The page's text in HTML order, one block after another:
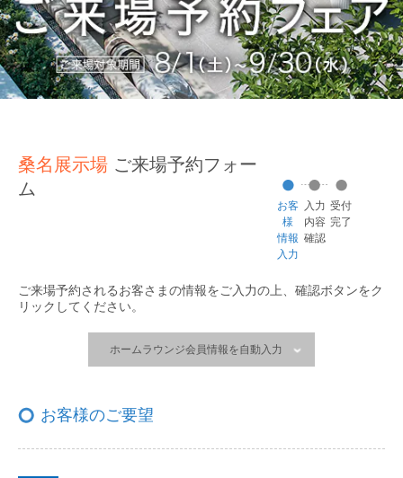
桑名展示場 ご来場予約フォー
ム
お客
様
情報
入力
入力
内容
確認
受付
完了
ご来場予約されるお客さまの情報をご入力の上、 確認ボタンをク
リックしてください。
ホームラウンジ会員情報を自動入力
お客様のご要望